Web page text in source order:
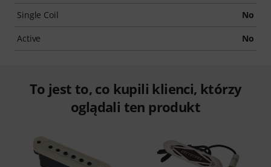
Single Coil No
Active No
To jest to, co kupili klienci, którzy
oglądali ten produkt